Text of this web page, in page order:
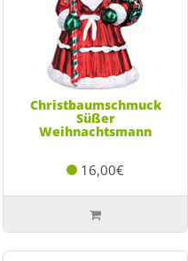
Christbaumschmuck
Süßer
Weihnachtsmann
16,00€